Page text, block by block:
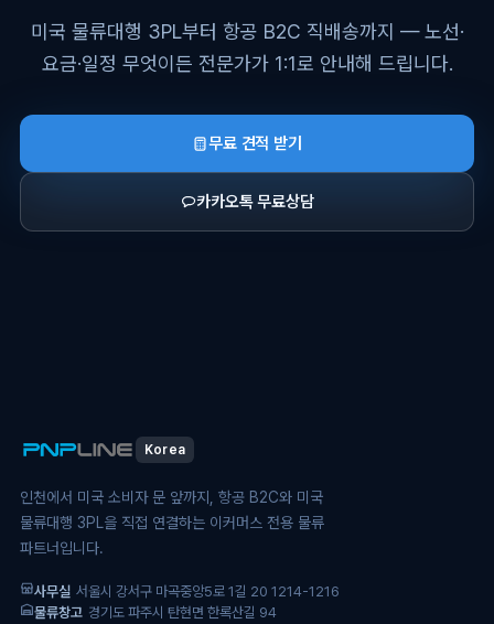
미국 물류대행 3PL부터 항공 B2C 직배송까지 — 노선·
요금·일정 무엇이든 전문가가 1:1로 안내해 드립니다.
무료 견적 받기
카카오톡 무료상담
Korea
인천에서 미국 소비자 문 앞까지, 항공 B2C와 미국
물류대행 3PL을 직접 연결하는 이커머스 전용 물류
파트너입니다.
사무실 서울시 강서구 마곡중앙5로 1길 20 1214-1216
물류창고 경기도 파주시 탄현면 한록산길 94